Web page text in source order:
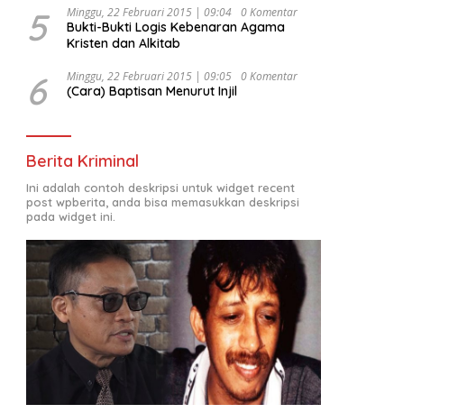
5 Minggu, 22 Februari 2015 | 09:04 0 Komentar
Bukti-Bukti Logis Kebenaran Agama
Kristen dan Alkitab
6 Minggu, 22 Februari 2015 | 09:05 0 Komentar
(Cara) Baptisan Menurut Injil
Berita Kriminal
Ini adalah contoh deskripsi untuk widget recent
post wpberita, anda bisa memasukkan deskripsi
pada widget ini.